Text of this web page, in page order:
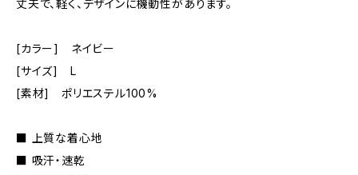
丈夫で、軽く、デザインに機動性があります。
[カラー] ネイビー
[サイズ] L
[素材] ポリエステル100%
■ 上質な着心地
■ 吸汗・速乾